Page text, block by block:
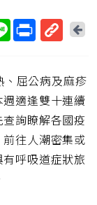
短
網
址
回
頁
屈公病及麻疹
適逢雙十連續
詢瞭解各國疫
往人潮密集或
呼吸道症狀旅